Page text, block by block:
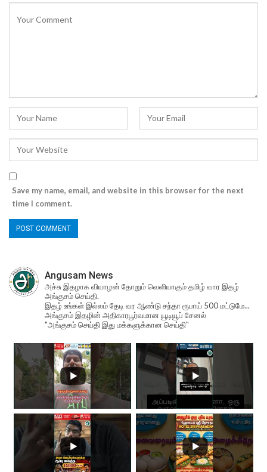
Save my name, email, and website in this browser for the next
time I comment.
Angusam News
அச்சு இதழாக வியாழன் தோறும் வெளியாகும் தமிழ் வார இதழ்
அங்குசம் செய்தி.
இதழ் உங்கள் இல்லம் தேடி வர ஆண்டு சந்தா ரூபாய் 500 மட்டுமே...
அங்குசம் இதழின் அதிகாரபூர்வமான யூடியூப் சேனல்
"அங்குசம் செய்தி இது மக்களுக்கான செய்தி"